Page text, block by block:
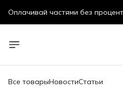
Бесплатная доставка
Все товарыНовостиСтатьи